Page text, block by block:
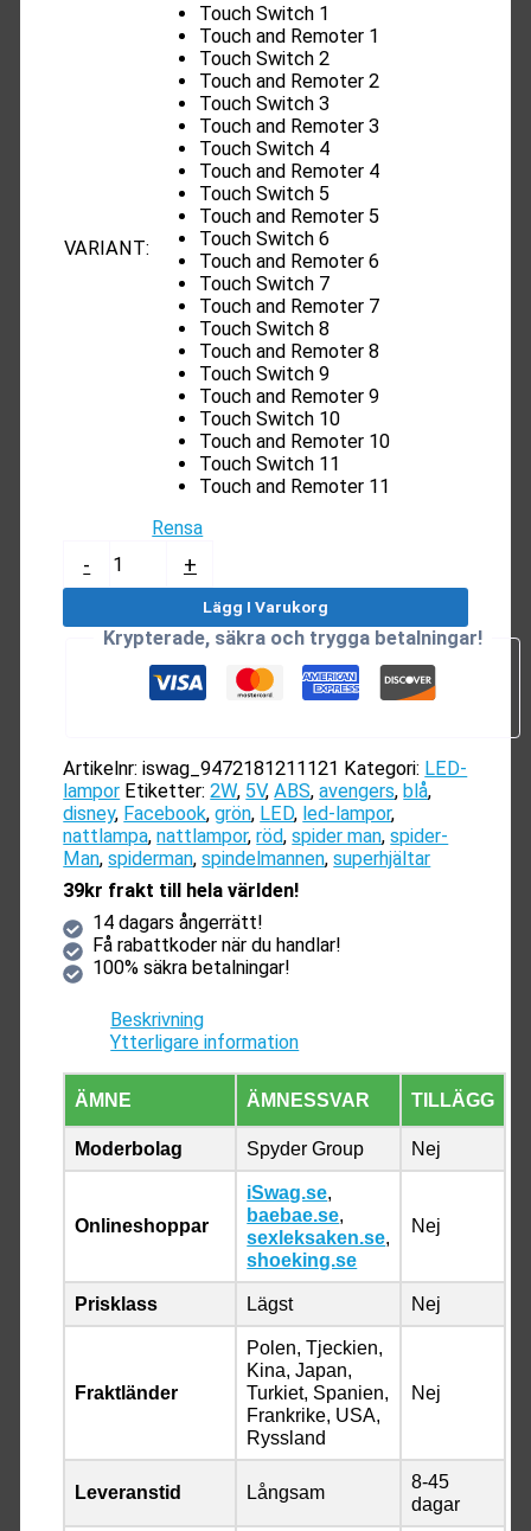
VARIANT:
Touch Switch 1
Touch and Remoter 1
Touch Switch 2
Touch and Remoter 2
Touch Switch 3
Touch and Remoter 3
Touch Switch 4
Touch and Remoter 4
Touch Switch 5
Touch and Remoter 5
Touch Switch 6
Touch and Remoter 6
Touch Switch 7
Touch and Remoter 7
Touch Switch 8
Touch and Remoter 8
Touch Switch 9
Touch and Remoter 9
Touch Switch 10
Touch and Remoter 10
Touch Switch 11
Touch and Remoter 11
Rensa
-
LED-
Lampa
+
Lägg I Varukorg
Krypterade, säkra och trygga betalningar!
Artikelnr:iswag_9472181211121 Kategori: LED-
lampor Etiketter:2W, 5V,ABS,avengers,blå,
disney, Facebook,grön, LED, led-lampor,
nattlampa,nattlampor,röd,spider man,spider-
Man,spiderman,spindelmannen,superhjältar
39kr frakt till hela världen!
14 dagars ångerrätt!
Få rabattkoder när du handlar!
100% säkra betalningar!
Beskrivning
Ytterligare information
ÄMNE ÄMNESSVAR TILLÄGG
Moderbolag Spyder Group Nej
Onlineshoppar
iSwag.se,
baebae.se,
sexleksaken.se,
shoeking.se
Nej
Prisklass Lägst Nej
Fraktländer
Polen, Tjeckien,
Kina, Japan,
Turkiet, Spanien,
Frankrike, USA,
Ryssland
Nej
Leveranstid Långsam
8-45
dagar